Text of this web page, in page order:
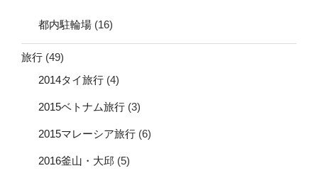
都内駐輪場 (16)
旅行 (49)
2014タイ旅行 (4)
2015ベトナム旅行 (3)
2015マレーシア旅行 (6)
2016釜山・大邱 (5)